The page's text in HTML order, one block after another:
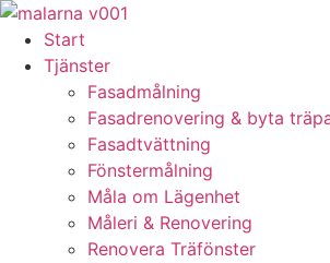
Skip
content
Start
Tjänster
Fasadmålning
Fasadrenovering & byta
Fasadtvättning
Fönstermålning
Måla om Lägenhet
Måleri & Renovering
Renovera Träfönster